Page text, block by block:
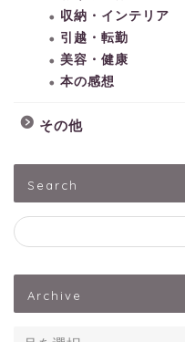
収納・インテリア
引越・転勤
美容・健康
本の感想
その他
Search
Archive